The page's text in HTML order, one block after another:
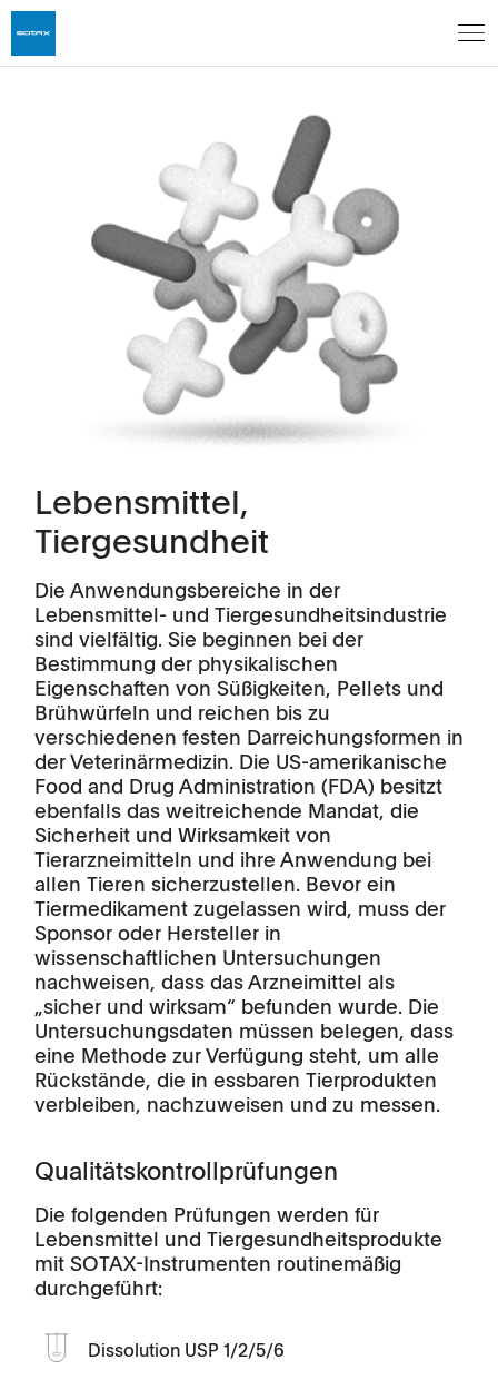
Lebensmittel,
Tiergesundheit
Die Anwendungsbereiche in der
Lebensmittel- und Tiergesundheitsindustrie
sind vielfältig. Sie beginnen bei der
Bestimmung der physikalischen
Eigenschaften von Süßigkeiten, Pellets und
Brühwürfeln und reichen bis zu
verschiedenen festen Darreichungsformen in
der Veterinärmedizin. Die US-amerikanische
Food and Drug Administration (FDA) besitzt
ebenfalls das weitreichende Mandat, die
Sicherheit und Wirksamkeit von
Tierarzneimitteln und ihre Anwendung bei
allen Tieren sicherzustellen. Bevor ein
Tiermedikament zugelassen wird, muss der
Sponsor oder Hersteller in
wissenschaftlichen Untersuchungen
nachweisen, dass das Arzneimittel als
„sicher und wirksam“ befunden wurde. Die
Untersuchungsdaten müssen belegen, dass
eine Methode zur Verfügung steht, um alle
Rückstände, die in essbaren Tierprodukten
verbleiben, nachzuweisen und zu messen.
Qualitätskontrollprüfungen
Die folgenden Prüfungen werden für
Lebensmittel und Tiergesundheitsprodukte
mit SOTAX-Instrumenten routinemäßig
durchgeführt:
Dissolution USP 1/2/5/6